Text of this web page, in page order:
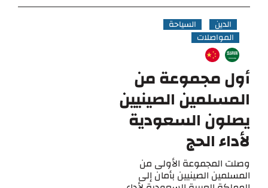
الدين
السياحة
المواصلات
أول مجموعة من
المسلمين الصينيين
يصلون السعودية
لأداء الحج
وصلت المجموعة الأولى من
المسلمين الصينيين بأمان إلى